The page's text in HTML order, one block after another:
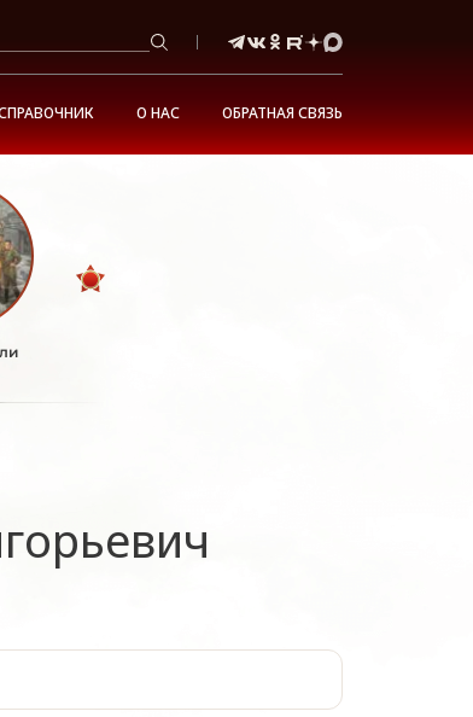
О НАС ОБРАТНАЯ СВЯЗЬ